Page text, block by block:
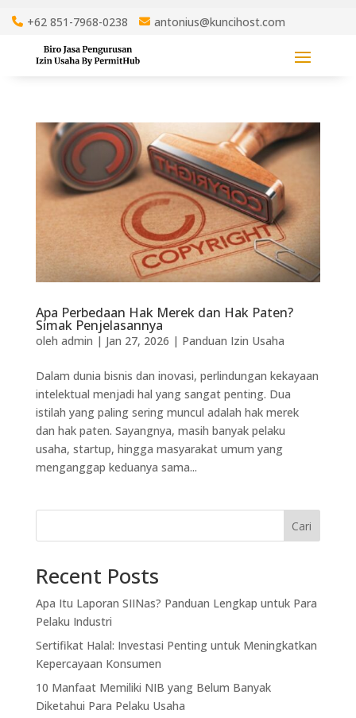
+62 851-7968-0238 antonius@kuncihost.com
Apa Perbedaan Hak Merek dan Hak Paten?
Simak Penjelasannya
oleh admin | Jan 27, 2026 | Panduan Izin Usaha
Dalam dunia bisnis dan inovasi, perlindungan kekayaan
intelektual menjadi hal yang sangat penting. Dua
istilah yang paling sering muncul adalah hak merek
dan hak paten. Sayangnya, masih banyak pelaku
usaha, startup, hingga masyarakat umum yang
menganggap keduanya sama...
Cari
Recent Posts
Apa Itu Laporan SIINas? Panduan Lengkap untuk Para
Pelaku Industri
Sertifikat Halal: Investasi Penting untuk Meningkatkan
Kepercayaan Konsumen
10 Manfaat Memiliki NIB yang Belum Banyak
Diketahui Para Pelaku Usaha